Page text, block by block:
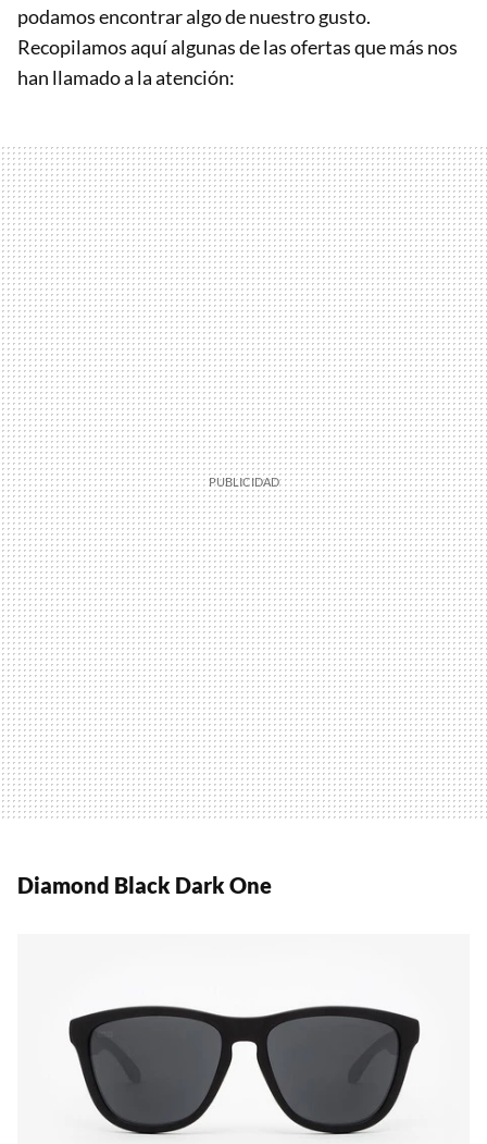
podamos encontrar algo de nuestro gusto.
Recopilamos aquí algunas de las ofertas que más nos
han llamado a la atención:
Diamond Black Dark One